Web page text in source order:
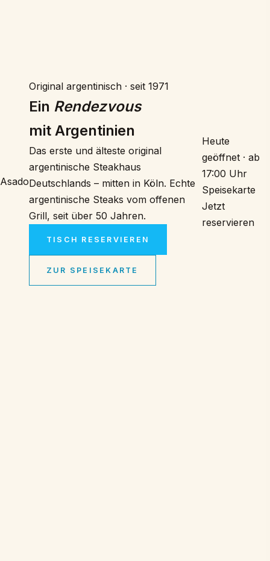
Asado
Original argentinisch · seit 1971
Ein Rendezvous
mit Argentinien
Das erste und älteste original
argentinische Steakhaus
Deutschlands – mitten in Köln. Echte
argentinische Steaks vom offenen
Grill, seit über 50 Jahren.
TISCH RESERVIEREN
ZUR SPEISEKARTE
Heute
geöffnet · ab
17:00 Uhr
Speisekarte
Jetzt
reservieren